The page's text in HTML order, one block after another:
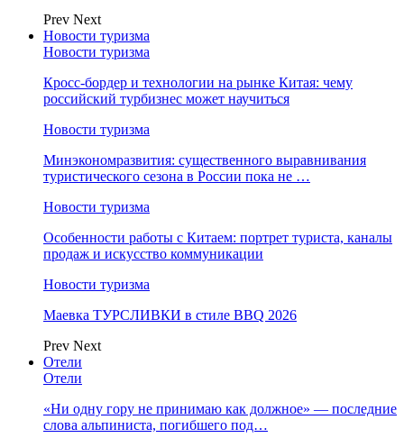
Prev Next
Новости туризма
Новости туризма
Кросс-бордер и технологии на рынке Китая: чему
российский турбизнес может научиться
Новости туризма
Минэкономразвития: существенного выравнивания
туристического сезона в России пока не …
Новости туризма
Особенности работы с Китаем: портрет туриста, каналы
продаж и искусство коммуникации
Новости туризма
Маевка ТУРСЛИВКИ в стиле BBQ 2026
Prev Next
Отели
Отели
«Ни одну гору не принимаю как должное» — последние
слова альпиниста, погибшего под…